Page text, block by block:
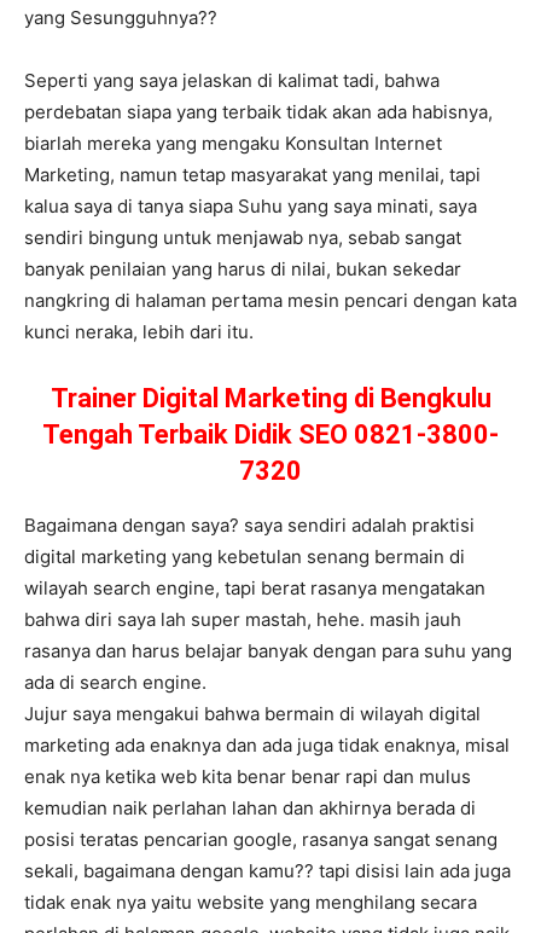
yang Sesungguhnya??
Seperti yang saya jelaskan di kalimat tadi, bahwa
perdebatan siapa yang terbaik tidak akan ada habisnya,
biarlah mereka yang mengaku Konsultan Internet
Marketing, namun tetap masyarakat yang menilai, tapi
kalua saya di tanya siapa Suhu yang saya minati, saya
sendiri bingung untuk menjawab nya, sebab sangat
banyak penilaian yang harus di nilai, bukan sekedar
nangkring di halaman pertama mesin pencari dengan kata
kunci neraka, lebih dari itu.
Trainer Digital Marketing di Bengkulu
Tengah Terbaik Didik SEO 0821-3800-
7320
Bagaimana dengan saya? saya sendiri adalah praktisi
digital marketing yang kebetulan senang bermain di
wilayah search engine, tapi berat rasanya mengatakan
bahwa diri saya lah super mastah, hehe. masih jauh
rasanya dan harus belajar banyak dengan para suhu yang
ada di search engine.
Jujur saya mengakui bahwa bermain di wilayah digital
marketing ada enaknya dan ada juga tidak enaknya, misal
enak nya ketika web kita benar benar rapi dan mulus
kemudian naik perlahan lahan dan akhirnya berada di
posisi teratas pencarian google, rasanya sangat senang
sekali, bagaimana dengan kamu?? tapi disisi lain ada juga
tidak enak nya yaitu website yang menghilang secara